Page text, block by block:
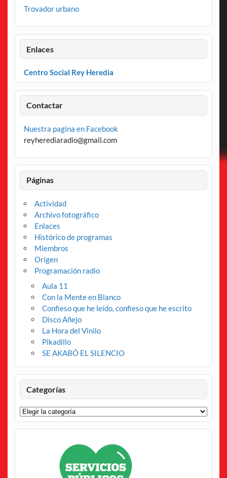
Trovador urbano
Enlaces
Centro Social Rey Heredia
Contactar
Nuestra pagina en Facebook
reyherediaradio@gmail.com
Páginas
Actividad
Archivo fotográfico
Enlaces
Histórico de programas
Miembros
Origen
Programación radio
Aula 11
Con la Mente en Blanco
Confieso que he leído, confieso que he escrito
Disco Añejo
La Hora del Vinilo
Pikadillo
SE AKABÓ EL SILENCIO
Categorías
Categorías